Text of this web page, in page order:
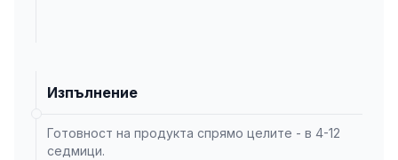
Изпълнение
Готовност на продукта спрямо целите - в 4-12
седмици.